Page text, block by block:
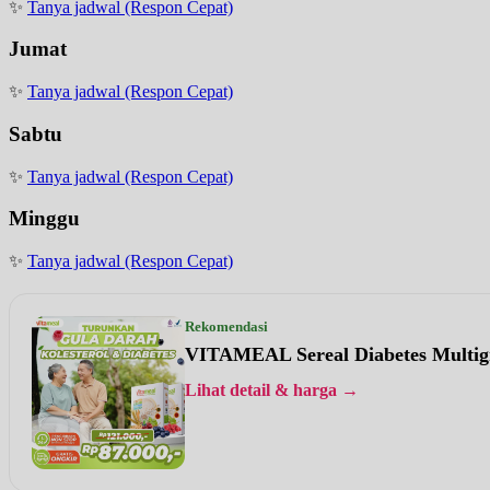
✨ Tanya jadwal (Respon Cepat)
Jumat
✨ Tanya jadwal (Respon Cepat)
Sabtu
✨ Tanya jadwal (Respon Cepat)
Minggu
✨ Tanya jadwal (Respon Cepat)
Rekomendasi
VITAMEAL Sereal Diabetes
Lihat detail & harga →